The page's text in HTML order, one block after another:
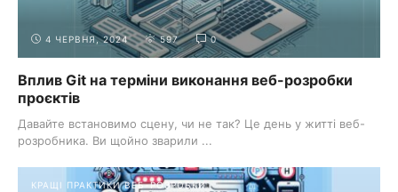
4 ЧЕРВНЯ, 2024 597 0
Вплив Git на терміни виконання веб-розробки
проєктів
Давайте встановимо сцену, чи не так? Це день у житті веб-
розробника. Ви щойно зварили ...
КРАЩІ ПРАКТИКИ ВЕБ-РОЗРОБКИ